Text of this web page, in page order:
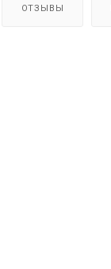
ОТЗЫВЫ